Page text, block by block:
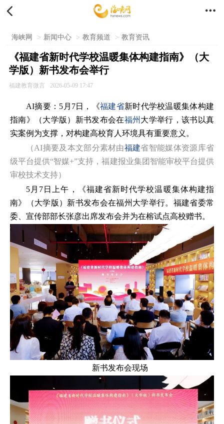
 
海峡网 > 新闻中心 > 教育频道 > 教育资讯
《福建省新时代学校温暖集体构建指南》（大
学版）新书发布会举行
福建教育微言 2026-05-09 17:47
AI摘要：5月7日，《福建省新时代学校温暖集体构建
指南》（大学版）新书发布会在福州 大学举行，该书以真
实案例为支撑，对构建高校育人环境具有重要意义。
（AI摘要及本文部分素材由福建省智能媒体资源库省
级平台提供“智媒+”支持，福建报业集团智能审校平台提供
审校技术支持）
5月7日上午，《福建省新时代学校温暖集体构建指
南》（大学版）新书发布会在福州大学举行。福建省委常
委、宣传部部长张彦出席发布会并为在榕试点高校赠书。
新书发布会现场